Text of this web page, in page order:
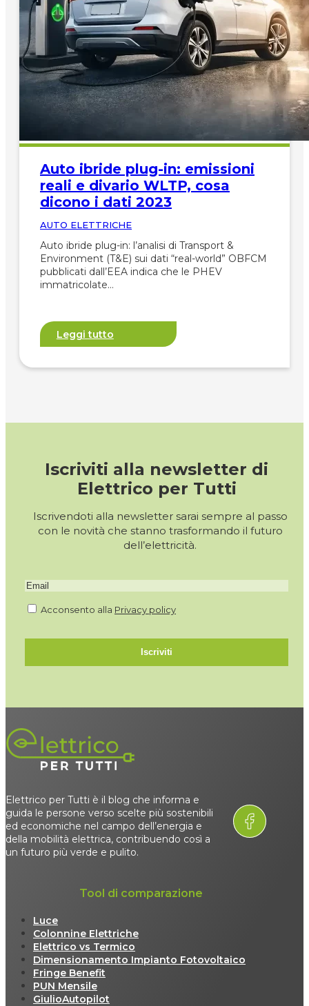
Auto ibride plug-in: emissioni
reali e divario WLTP, cosa
dicono i dati 2023
AUTO ELETTRICHE
Auto ibride plug-in: l’analisi di Transport &
Environment (T&E) sui dati “real-world” OBFCM
pubblicati dall’EEA indica che le PHEV
immatricolate…
Leggi tutto
Iscriviti alla newsletter di
Elettrico per Tutti
Iscrivendoti alla newsletter sarai sempre al passo
con le novità che stanno trasformando il futuro
dell’elettricità.
Acconsento alla Privacy policy
Iscriviti
Elettrico per Tutti è il blog che informa e
guida le persone verso scelte più sostenibili
ed economiche nel campo dell’energia e
della mobilità elettrica, contribuendo così a
un futuro più verde e pulito.
Tool di comparazione
Luce
Colonnine Elettriche
Elettrico vs Termico
Dimensionamento Impianto Fotovoltaico
Fringe Benefit
PUN Mensile
GiulioAutopilot